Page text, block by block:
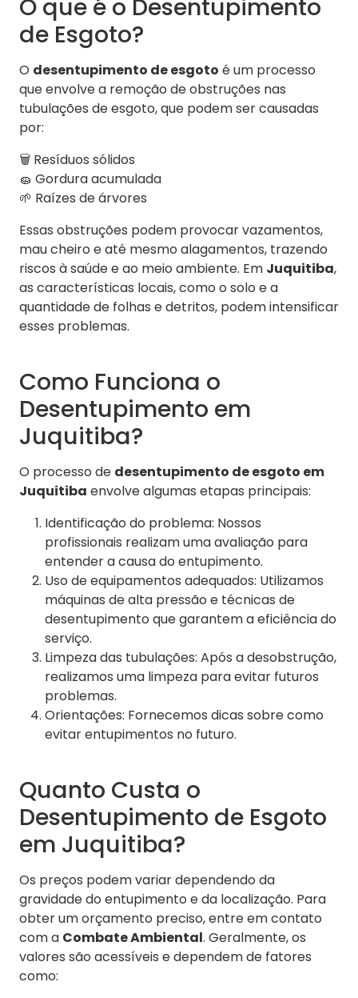
O que é o Desentupimento
de Esgoto?
O desentupimento de esgoto é um processo
que envolve a remoção de obstruções nas
tubulações de esgoto, que podem ser causadas
por:
🗑️ Resíduos sólidos
🧽 Gordura acumulada
🌱 Raízes de árvores
Essas obstruções podem provocar vazamentos,
mau cheiro e até mesmo alagamentos, trazendo
riscos à saúde e ao meio ambiente. Em Juquitiba,
as características locais, como o solo e a
quantidade de folhas e detritos, podem intensificar
esses problemas.
Como Funciona o
Desentupimento em
Juquitiba?
O processo de desentupimento de esgoto em
Juquitiba envolve algumas etapas principais:
Identificação do problema: Nossos
profissionais realizam uma avaliação para
entender a causa do entupimento.
Uso de equipamentos adequados: Utilizamos
máquinas de alta pressão e técnicas de
desentupimento que garantem a eficiência do
serviço.
Limpeza das tubulações: Após a desobstrução,
realizamos uma limpeza para evitar futuros
problemas.
Orientações: Fornecemos dicas sobre como
evitar entupimentos no futuro.
Quanto Custa o
Desentupimento de Esgoto
em Juquitiba?
Os preços podem variar dependendo da
gravidade do entupimento e da localização. Para
obter um orçamento preciso, entre em contato
com a Combate Ambiental. Geralmente, os
valores são acessíveis e dependem de fatores
como: